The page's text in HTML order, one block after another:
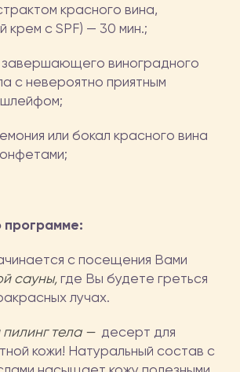
красного вина,
с SPF) — 30 мин.;
виноградного
с невероятно приятным
или бокал красного вина
с посещения Вами
сауны, где Вы будете греться
лучах.
тела — десерт для
кожи! Натуральный состав с